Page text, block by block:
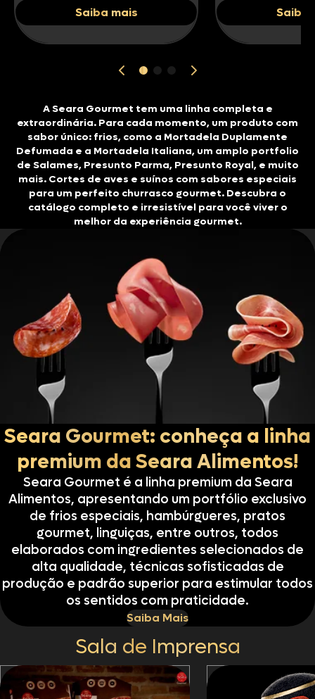
Saiba mais Saiba
A Seara Gourmet tem uma linha completa e
extraordinária. Para cada momento, um produto com
sabor único: frios, como a Mortadela Duplamente
Defumada e a Mortadela Italiana, um amplo portfolio
de Salames, Presunto Parma, Presunto Royal, e muito
mais. Cortes de aves e suínos com sabores especiais
para um perfeito churrasco gourmet. Descubra o
catálogo completo e irresistível para você viver o
melhor da experiência gourmet.
Seara Gourmet: conheça a linha
premium da Seara Alimentos!
Seara Gourmet é a linha premium da Seara
Alimentos, apresentando um portfólio exclusivo
de frios especiais, hambúrgueres, pratos
gourmet, linguiças, entre outros, todos
elaborados com ingredientes selecionados de
alta qualidade, técnicas sofisticadas de
produção e padrão superior para estimular todos
os sentidos com praticidade.
Saiba Mais
Sala de Imprensa